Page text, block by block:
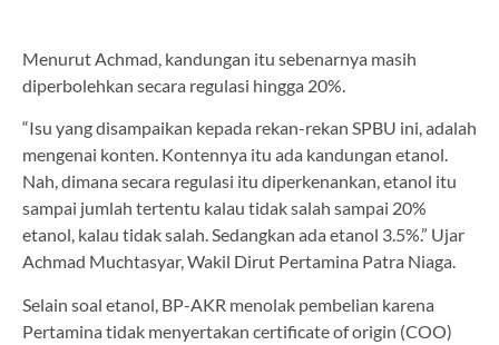
Menurut Achmad, kandungan itu sebenarnya masih
diperbolehkan secara regulasi hingga 20%.
“Isu yang disampaikan kepada rekan-rekan SPBU ini, adalah
mengenai konten. Kontennya itu ada kandungan etanol.
Nah, dimana secara regulasi itu diperkenankan, etanol itu
sampai jumlah tertentu kalau tidak salah sampai 20%
etanol, kalau tidak salah. Sedangkan ada etanol 3.5%.” Ujar
Achmad Muchtasyar, Wakil Dirut Pertamina Patra Niaga.
Selain soal etanol, BP-AKR menolak pembelian karena
Pertamina tidak menyertakan certificate of origin (COO)